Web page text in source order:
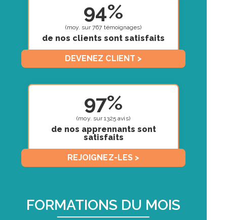
94%
(moy. sur 767 témoignages)
de nos clients sont satisfaits
DEVENEZ CLIENT >
97%
(moy. sur 1325 avis)
de nos apprennants sont
satisfaits
REJOIGNEZ-LES >
FORMATIONS DU MOIS